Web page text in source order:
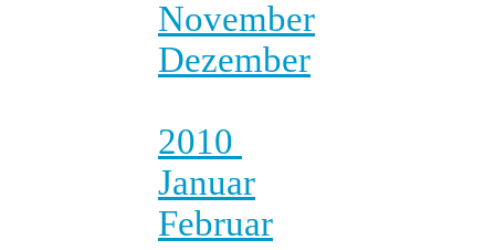
November
Dezember
2010
Januar
Februar